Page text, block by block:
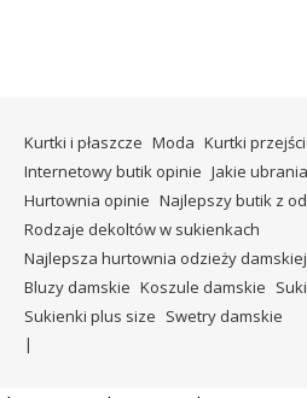
Kurtki i płaszcze Moda Kurtki
Internetowy butik opinie Jakie
Hurtownia opinie Najlepszy butik z
Rodzaje dekoltów w sukienkach
Najlepsza hurtownia odzieży
Bluzy damskie Koszule damskie
Sukienki plus size Swetry damskie